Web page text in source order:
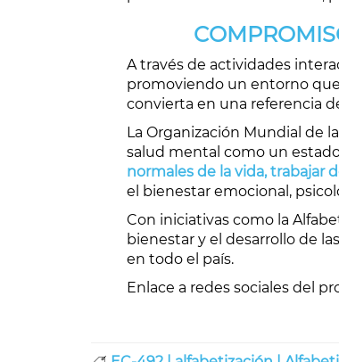
A través de actividades
promoviendo un entorno
convierta en una referencia
La Organización Mundial de
salud mental como un
normales de la vida, trabajar
el bienestar emocional,
Con iniciativas como la
bienestar y el desarrollo de
en todo el país.
Enlace a redes sociales del